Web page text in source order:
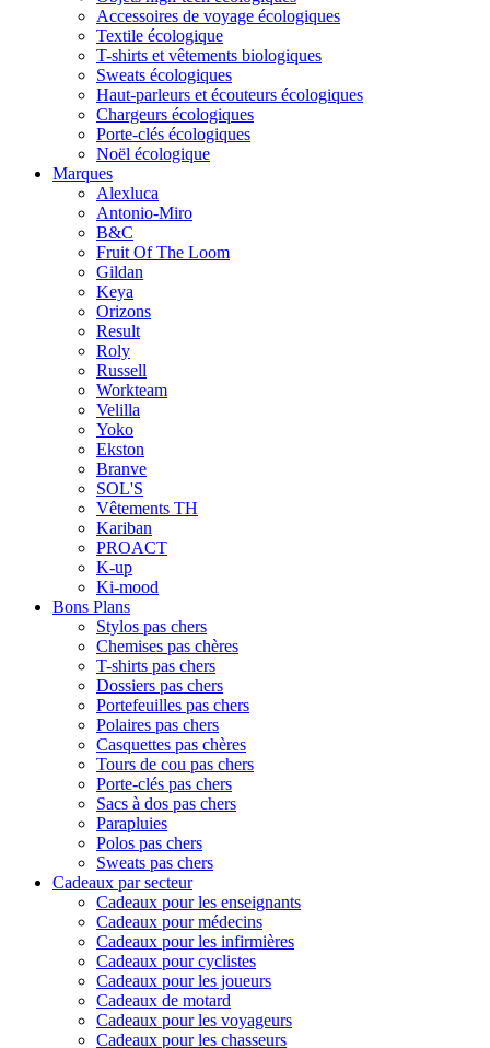
Accessoires de voyage écologiques
Textile écologique
T-shirts et vêtements biologiques
Sweats écologiques
Haut-parleurs et écouteurs écologiques
Chargeurs écologiques
Porte-clés écologiques
Noël écologique
Marques
Alexluca
Antonio-Miro
B&C
Fruit Of The Loom
Gildan
Keya
Orizons
Result
Roly
Russell
Workteam
Velilla
Yoko
Ekston
Branve
SOL'S
Vêtements TH
Kariban
PROACT
K-up
Ki-mood
Bons Plans
Stylos pas chers
Chemises pas chères
T-shirts pas chers
Dossiers pas chers
Portefeuilles pas chers
Polaires pas chers
Casquettes pas chères
Tours de cou pas chers
Porte-clés pas chers
Sacs à dos pas chers
Parapluies
Polos pas chers
Sweats pas chers
Cadeaux par secteur
Cadeaux pour les enseignants
Cadeaux pour médecins
Cadeaux pour les infirmières
Cadeaux pour cyclistes
Cadeaux pour les joueurs
Cadeaux de motard
Cadeaux pour les voyageurs
Cadeaux pour les chasseurs